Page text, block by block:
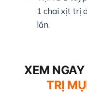
1 chai xịt trị
lần.
XEM
TRỊ